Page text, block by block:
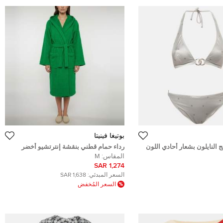
النايلون بشعار أحادي اللون
مقاس وسط (ميديوم)
بوتيغا فينيتا
رداء حمام قطني بنقشة إنترتشيو أخضر
بوتيغا فينيتا مقاس متوسط
المقاس: M
1,274 SAR
السعر المبدئي: 1,638 SAR
السعر المُخفض